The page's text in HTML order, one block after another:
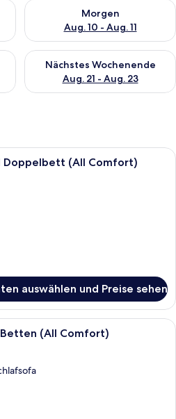
für heute Nacht, Aug. 9 - Aug.
Morgen
Aug. 10 - Aug. 11
Überprüfe die Verfügbarkeit
dieses Wochenende, Aug. 14
Nächstes Wochenende
Aug. 21 - Aug. 23
Überprüfe die Verfügbarkeit
Ein Hotelzimmer mit Bett,
Doppelbett (All Comfort)
auswählen und Preise sehen
Ein Hotelzimmer mit Bett,
(All Comfort)